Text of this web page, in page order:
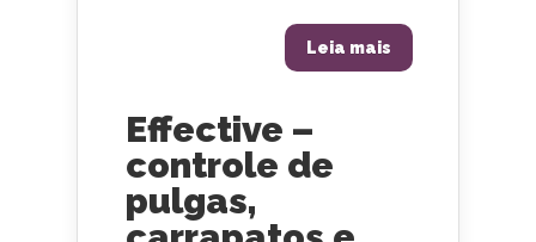
Leia mais
Effective –
controle de
pulgas,